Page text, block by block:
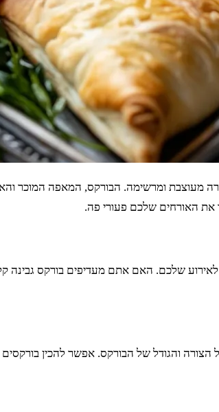
מעוצבת ומרשימה. הבורקס, המאפה המוכר
את האורחים שלכם פעורי פה.
שלכם. האם אתם מעדיפים בורקס גבינה
והגודל של הבורקס. אפשר להכין